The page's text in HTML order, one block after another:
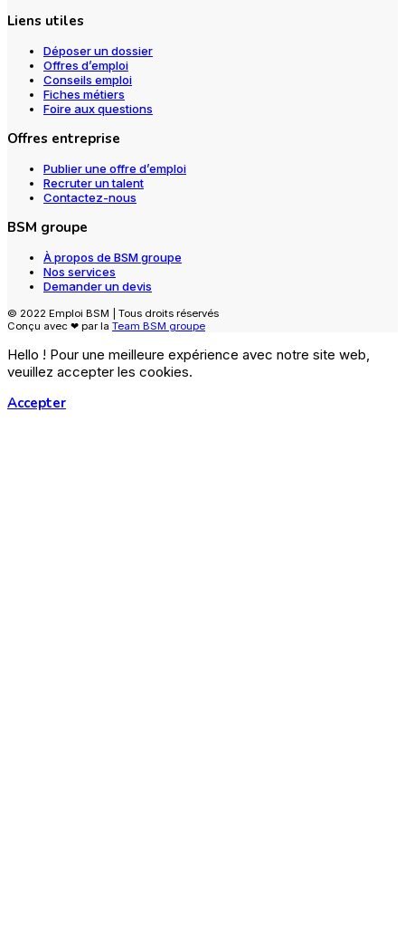
Liens utiles
Déposer un dossier
Offres d’emploi
Conseils emploi
Fiches métiers
Foire aux questions
Offres entreprise
Publier une offre d’emploi
Recruter un talent
Contactez-nous
BSM groupe
À propos de BSM groupe
Nos services
Demander un devis
© 2022 Emploi BSM | Tous droits réservés
Conçu avec ❤ par la Team BSM groupe
Hello ! Pour une meilleure expérience avec notre site web,
veuillez accepter les cookies.
Accepter